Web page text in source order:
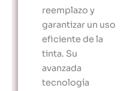
reemplazo y
garantizar un uso
eficiente de la
tinta. Su
avanzada
tecnología